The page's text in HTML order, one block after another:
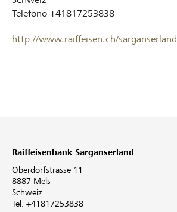
Telefono +41817253838
http://www.raiffeisen.ch/sarganserland
Raiffeisenbank Sarganserland
Oberdorfstrasse 11
8887 Mels
Schweiz
Tel. +41817253838